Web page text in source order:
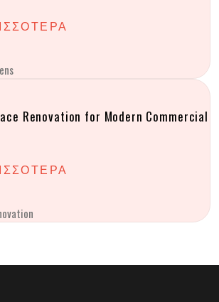
Renovation for Modern Commercial